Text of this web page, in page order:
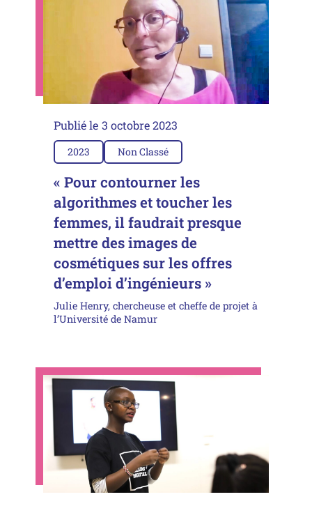
Publié le 3 octobre 2023
2023 Non Classé
« Pour contourner les
algorithmes et toucher les
femmes, il faudrait presque
mettre des images de
cosmétiques sur les offres
d’emploi d’ingénieurs »
Julie Henry, chercheuse et cheffe de projet à
l’Université de Namur